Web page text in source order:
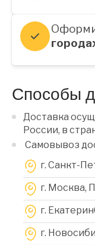
Способы
Доставка
России, в
Самовывоз
г. Санкт-
г. Москва,
г.
г.